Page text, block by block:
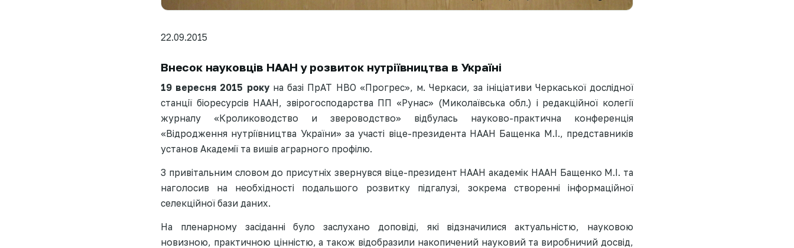
22.09.2015
Внесок науковців НААН у розвиток нутріївництва в Україні
19 вересня 2015 рокуна базі ПрАТ НВО «Прогрес», м. Черкаси, за ініціативи Черкаської дослідної
станції біоресурсів НААН, звірогосподарства ПП «Рунас» (Миколаївська обл.) і редакційної колегії
журналу «Кролиководство и звероводство» відбулась науково-практична конференція
«Відродження нутріївництва України» за участі віце-президента НААН Бащенка М.І., представників
установ Академії та вишів аграрного профілю.
З привітальним словом до присутніх звернувся віце-президент НААН академік НААН Бащенко М.І. та
наголосив на необхідності подальшого розвитку підгалузі, зокрема створенні інформаційної
селекційної бази даних.
На пленарному засіданні було заслухано доповіді, які відзначилися актуальністю, науковою
новизною, практичною цінністю, а також відобразили накопичений науковий та виробничий досвід,